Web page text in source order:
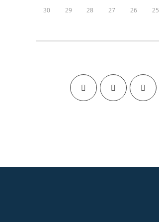
25
26
27
28
29
30